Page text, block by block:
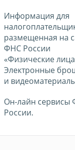
Информация для
размещенная на
ФНС России
«Физические
Электронные
и
Он-лайн сервисы
России.